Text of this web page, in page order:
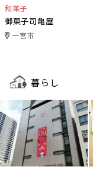
和菓子
御菓子司亀屋
一宮市
暮らし